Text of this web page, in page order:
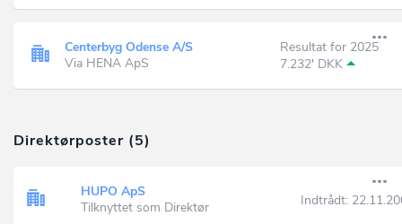
Centerbyg Odense A/S
Via HENA ApS
Resultat for 2025
7.232' DKK
Direktørposter (5)
HUPO ApS
Tilknyttet som Direktør
Indtrådt: